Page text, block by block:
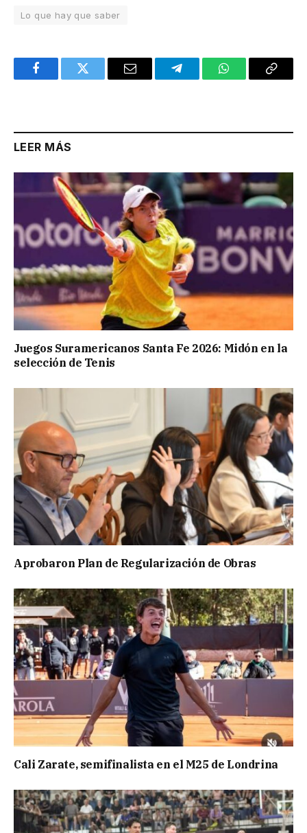
Lo que hay que saber
FacebookTwitter Email TelegramWhatsAppCopy
LEER MÁS
Juegos Suramericanos Santa Fe 2026: Midón en la
selección de Tenis
Aprobaron Plan de Regularización de Obras
Cali Zarate, semifinalista en el M25 de Londrina